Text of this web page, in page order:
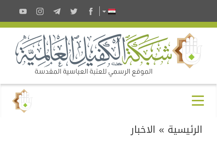
الرئيسية » الاخبار